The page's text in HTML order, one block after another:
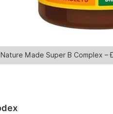
Made Super B Complex